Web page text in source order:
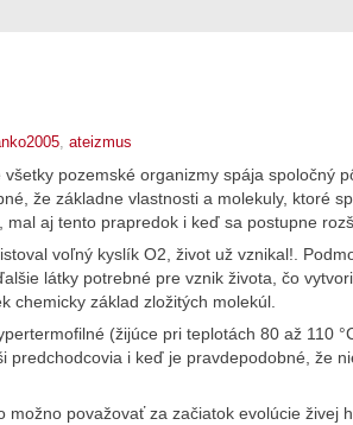
ateizmus
pozemské organizmy spája spoločný
že základne vlastnosti a molekuly, ktoré
aj tento prapredok i keď sa postupne
voľný kyslík O2, život už vznikal!.
látky potrebné pre vznik života, čo
chemicky základ zložitých molekúl.
(žijúce pri teplotách 80 až 110
predchodcovia i keď je pravdepodobné, že
považovať za začiatok evolúcie živej